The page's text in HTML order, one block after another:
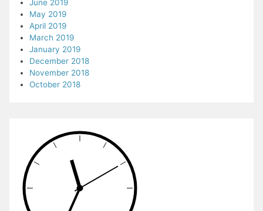
June 2019
May 2019
April 2019
March 2019
January 2019
December 2018
November 2018
October 2018